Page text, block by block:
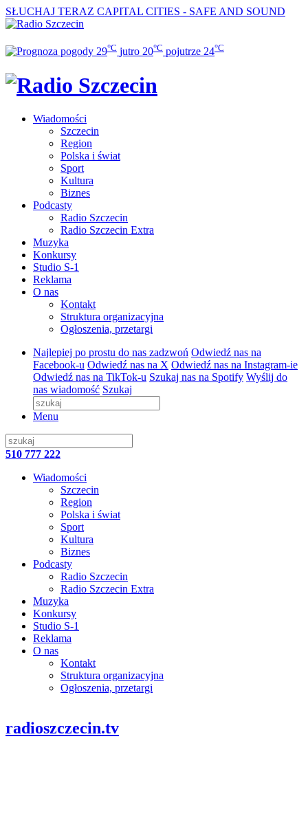
SŁUCHAJ TERAZ CAPITAL CITIES - SAFE AND SOUND
29°C jutro 20°C pojutrze 24°C
Wiadomości
Szczecin
Region
Polska i świat
Sport
Kultura
Biznes
Podcasty
Radio Szczecin
Radio Szczecin Extra
Muzyka
Konkursy
Studio S-1
Reklama
O nas
Kontakt
Struktura organizacyjna
Ogłoszenia, przetargi
Najlepiej po prostu do nas zadzwoń Odwiedź nas na
Facebook-u Odwiedź nas na X Odwiedź nas na Instagram-ie
Odwiedź nas na TikTok-u Szukaj nas na Spotify Wyślij do
nas wiadomość Szukaj
Menu
510 777 222
Wiadomości
Szczecin
Region
Polska i świat
Sport
Kultura
Biznes
Podcasty
Radio Szczecin
Radio Szczecin Extra
Muzyka
Konkursy
Studio S-1
Reklama
O nas
Kontakt
Struktura organizacyjna
Ogłoszenia, przetargi
radioszczecin.tv